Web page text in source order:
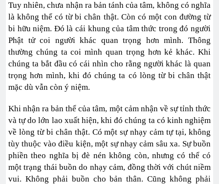
Tuy nhiên, chưa nhận ra bản tánh của tâm, không có nghĩa
là không thể có từ bi chân thật. Còn có một con đường từ
bi hữu niệm. Đó là cái khung của tâm thức trong đó người
Phật tử coi người khác quan trọng hơn mình. Thông
thường chúng ta coi mình quan trọng hơn kẻ khác. Khi
chúng ta bắt đầu có cái nhìn cho rằng người khác là quan
trọng hơn mình, khi đó chúng ta có lòng từ bi chân thật
mặc dù vẫn còn ý niệm.
Khi nhận ra bản thể của tâm, một cảm nhận về sự tỉnh thức
và tự do lớn lao xuất hiện, khi đó chúng ta có kinh nghiệm
về lòng từ bi chân thật. Có một sự nhạy cảm tự tại, không
tùy thuộc vào điều kiện, một sự nhạy cảm sâu xa. Sự buồn
phiền theo nghĩa bị đè nén không còn, nhưng có thể có
một trạng thái buồn do nhạy cảm, đồng thời với chút niềm
vui. Không phải buồn cho bản thân. Cũng không phải